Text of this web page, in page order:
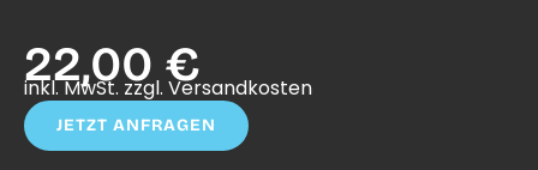
22,00 €
inkl. MwSt. zzgl. Versandkosten
JETZT ANFRAGEN